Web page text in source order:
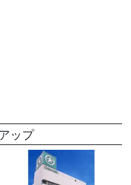
ップ